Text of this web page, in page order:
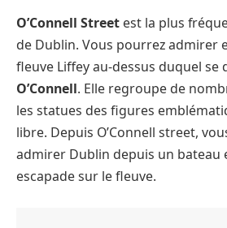
O’Connell Street est la plus
de Dublin. Vous pourrez admirer
fleuve Liffey au-dessus duquel se
O’Connell. Elle regroupe de
les statues des figures
libre. Depuis O’Connell street,
admirer Dublin depuis un bateau
escapade sur le fleuve.